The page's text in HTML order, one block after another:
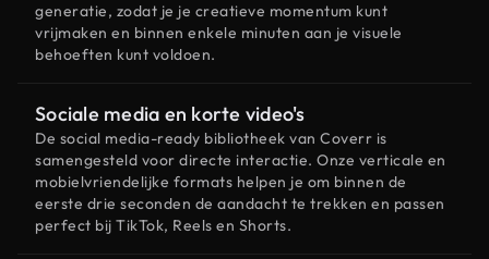
generatie, zodat je je creatieve momentum kunt
vrijmaken en binnen enkele minuten aan je visuele
behoeften kunt voldoen.
Sociale media en korte video's
De social media-ready bibliotheek van Coverr is
samengesteld voor directe interactie. Onze verticale en
mobielvriendelijke formats helpen je om binnen de
eerste drie seconden de aandacht te trekken en passen
perfect bij TikTok, Reels en Shorts.